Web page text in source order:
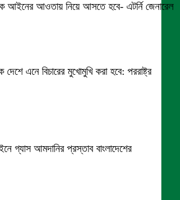
আইনের আওতায় নিয়ে আসতে হবে- এটর্নি জেনারেল
এনে বিচারের মুখোমুখি করা হবে: পররাষ্ট্র
গ্যাস আমদানির প্রস্তাব বাংলাদেশের